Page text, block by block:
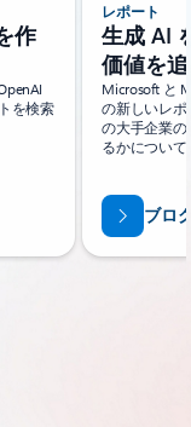
作
を検索
レポート
生成 AI
価値を
Microsoft と
の新しいレポ
の大手企業
るかについ
ブロ